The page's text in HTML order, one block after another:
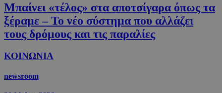
Μπαίνει «τέλος» στα αποτσίγαρα όπως τα
ξέραμε – Το νέο σύστημα που αλλάζει
τους δρόμους και τις παραλίες
ΚΟΙΝΩΝΙΑ
newsroom